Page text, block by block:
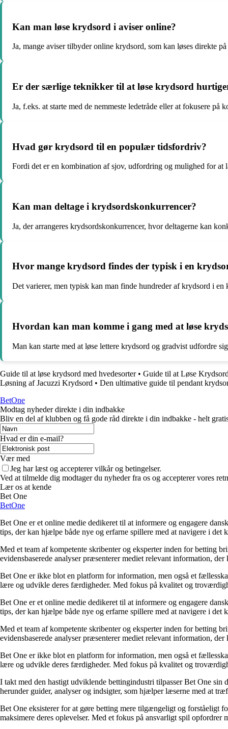
Kan man løse krydsord i aviser online?
Ja, mange aviser tilbyder online krydsord, som kan løses direkte på
Er der særlige teknikker til at løse krydsord
Ja, f.eks. at starte med de nemmeste ledetråde eller at fokusere på
Hvad gør krydsord til en populær tidsfordriv?
Fordi det er en kombination af sjov, udfordring og mulighed for at
Kan man deltage i krydsordskonkurrencer?
Ja, der arrangeres krydsordskonkurrencer, hvor deltagerne kan
Hvor mange krydsord findes der typisk i en
Det varierer, men typisk kan man finde hundreder af krydsord i en
Hvordan kan man komme i gang med at løse
Man kan starte med at løse lettere krydsord og gradvist udfordre
Guide til at løse krydsord med hvedesorter• Guide til at Løse
Løsning af Jacuzzi Krydsord • Den ultimative guide til pendant
BetOne
Modtag nyheder direkte i din indbakke
Bliv en del af klubben og få gode råd direkte i din indbakke - helt
Hvad er din e-mail?
Vær med
Jeg har læst og accepterer vilkår og betingelser.
Ved at tilmelde dig modtager du nyheder fra os og accepterer vores
Lær os at kende
Bet One
BetOne
Bet One er et online medie dedikeret til at informere og engagere
tips, der kan hjælpe både nye og erfarne spillere med at navigere i det
Med et team af kompetente skribenter og eksperter inden for betting
evidensbaserede analyser præsenterer mediet relevant information,
Bet One er ikke blot en platform for information, men også et
lære og udvikle deres færdigheder. Med fokus på kvalitet og
Bet One er et online medie dedikeret til at informere og engagere
tips, der kan hjælpe både nye og erfarne spillere med at navigere i det
Med et team af kompetente skribenter og eksperter inden for betting
evidensbaserede analyser præsenterer mediet relevant information,
Bet One er ikke blot en platform for information, men også et
lære og udvikle deres færdigheder. Med fokus på kvalitet og
I takt med den hastigt udviklende bettingindustri tilpasser Bet One
herunder guider, analyser og indsigter, som hjælper læserne med at
Bet One eksisterer for at gøre betting mere tilgængeligt og forståeligt
maksimere deres oplevelser. Med et fokus på ansvarligt spil opfordrer